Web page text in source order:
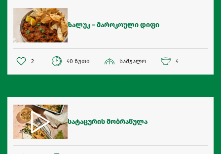
ზალუკ – მაროკოული დიფი
2 40 წუთი საშუალო 4
სატაცურის მობრაწულა